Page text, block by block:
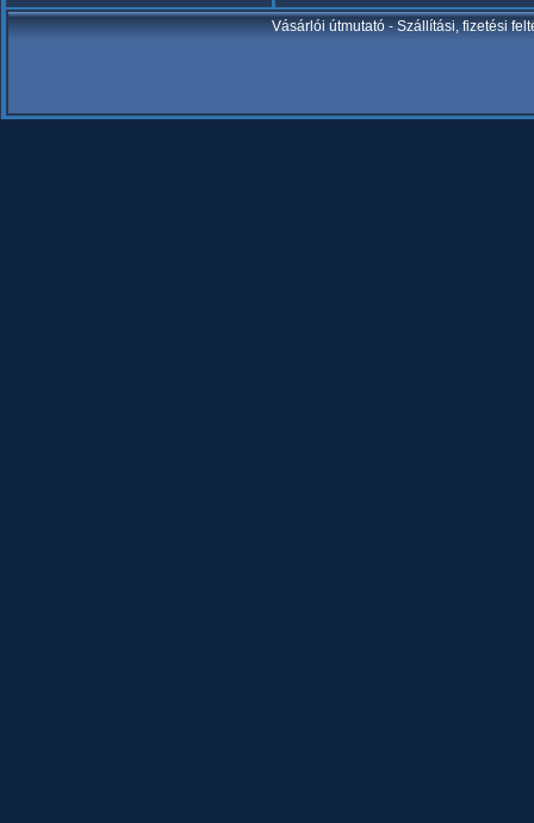
Vásárlói útmutató-Szállítási, fizetési